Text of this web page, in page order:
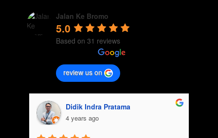
Jalan Ke Bromo
5.0
Based on 31 reviews
review us on
Didik Indra Pratama
4 years ago